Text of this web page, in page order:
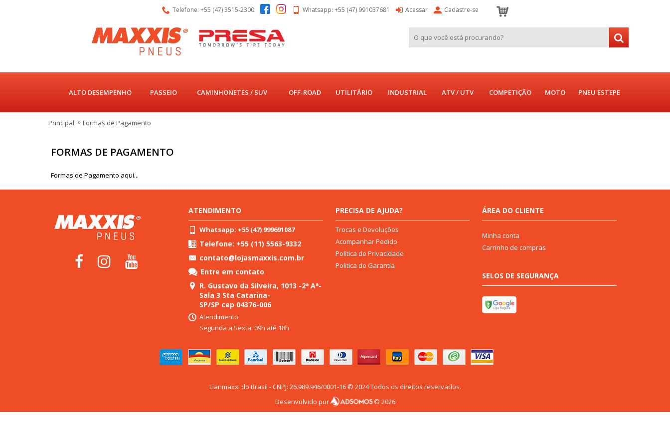
Telefone: +55 (47) 3515-2300 Whatsapp: +55 (47) 991037681 Acessar Cadastre-se
ALTO DESEMPENHO PASSEIO CAMINHONETES / SUV OFF-ROAD UTILITÁRIO INDUSTRIAL ATV / UTV COMPETIÇÃO MOTO PNEU ESTEPE
Principal Formas de Pagamento
FORMAS DE PAGAMENTO
Formas de Pagamento aqui...
ATENDIMENTO
Whatsapp: +55 (47) 999691087
Telefone: +55 (11) 5563-9332
contato@lojasmaxxis.com.br
Entre em contato
R. Gustavo da Silveira, 1013 -2ª Aª-
Sala 3 Sta Catarina-
SP/SP cep 04376-006
Atendimento:
Segunda a Sexta: 09h até 18h
PRECISA DE AJUDA?
Trocas e Devoluções
Acompanhar Pedido
Política de Privacidade
Politica de Garantia
ÁREA DO CLIENTE
Minha conta
Carrinho de compras
SELOS DE SEGURANÇA
Llanmaxxi do Brasil - CNPJ: 26.989.946/0001-16 © 2024 Todos os direitos reservados.
Desenvolvido por
© 2026